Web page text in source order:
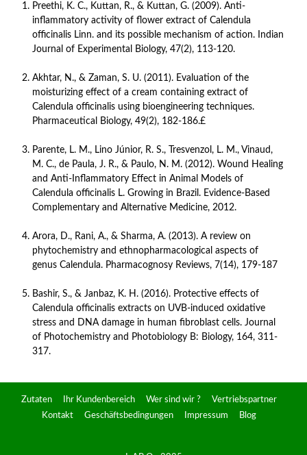
Preethi, K. C., Kuttan, R., & Kuttan, G. (2009). Anti-
inflammatory activity of flower extract of Calendula
officinalis Linn. and its possible mechanism of action. Indian
Journal of Experimental Biology, 47(2), 113-120.
Akhtar, N., & Zaman, S. U. (2011). Evaluation of the
moisturizing effect of a cream containing extract of
Calendula officinalis using bioengineering techniques.
Pharmaceutical Biology, 49(2), 182-186.£
Parente, L. M., Lino Júnior, R. S., Tresvenzol, L. M., Vinaud,
M. C., de Paula, J. R., & Paulo, N. M. (2012). Wound Healing
and Anti-Inflammatory Effect in Animal Models of
Calendula officinalis L. Growing in Brazil. Evidence-Based
Complementary and Alternative Medicine, 2012.
Arora, D., Rani, A., & Sharma, A. (2013). A review on
phytochemistry and ethnopharmacological aspects of
genus Calendula. Pharmacognosy Reviews, 7(14), 179-187
Bashir, S., & Janbaz, K. H. (2016). Protective effects of
Calendula officinalis extracts on UVB-induced oxidative
stress and DNA damage in human fibroblast cells. Journal
of Photochemistry and Photobiology B: Biology, 164, 311-
317.
Zutaten Ihr Kundenbereich Wer sind wir ?
Vertriebspartner
Kontakt
Geschäftsbedingungen Impressum Blog